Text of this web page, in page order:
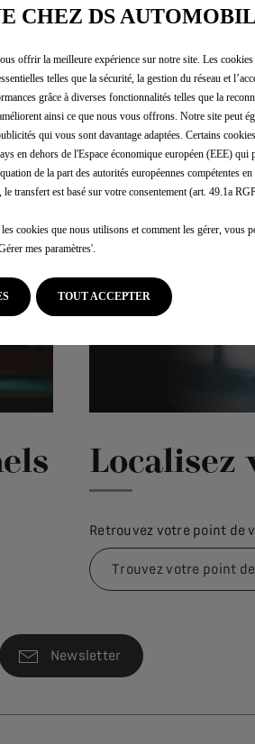
DÉDIÉ
Localisez
Retrouvez votre point de
Trouvez votre point
Newsletter
CHEZ DS
offrir la meilleure expérience sur notre site. Les cookies
telles que la sécurité, la gestion du réseau et
grâce à diverses fonctionnalités telles que la
ainsi ce que nous vous offrons. Notre site peut
qui vous sont davantage adaptées. Certains
en dehors de l'Espace économique européen (EEE) qui
de la part des autorités européennes compétentes en
transfert est basé sur votre consentement (art. 49.1a
cookies que nous utilisons et comment les gérer, vous
mes paramètres'.
TOUT ACCEPTER